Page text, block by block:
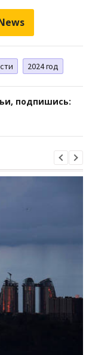
2024 год
подпишись: